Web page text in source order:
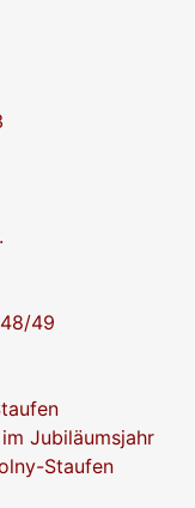
49
Jubiläumsjahr
Staufen